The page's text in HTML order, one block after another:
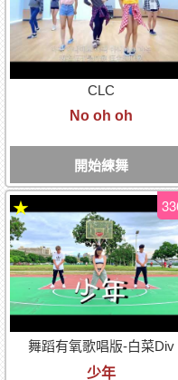
CLC
No oh oh
開始練舞
舞蹈有氧歌唱版-白菜Div
少年
★